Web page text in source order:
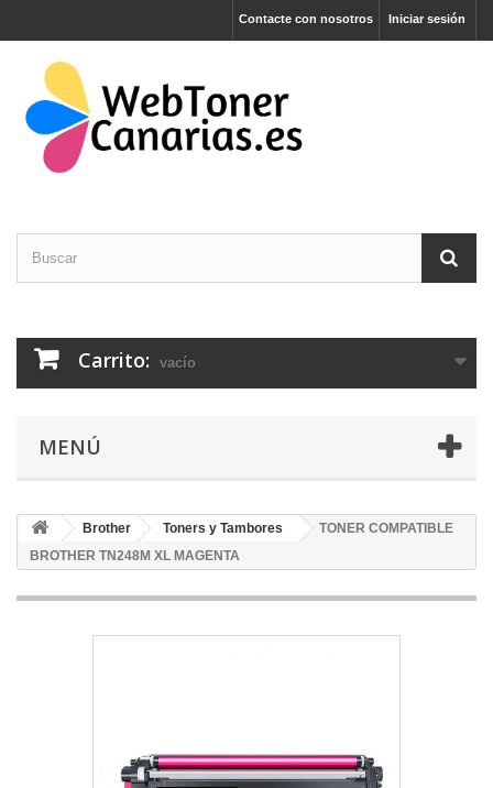
Iniciar sesión
Contacte con nosotros
Carrito: vacío
MENÚ
Brother Toners y Tambores
TONER COMPATIBLE
BROTHER TN248M XL MAGENTA